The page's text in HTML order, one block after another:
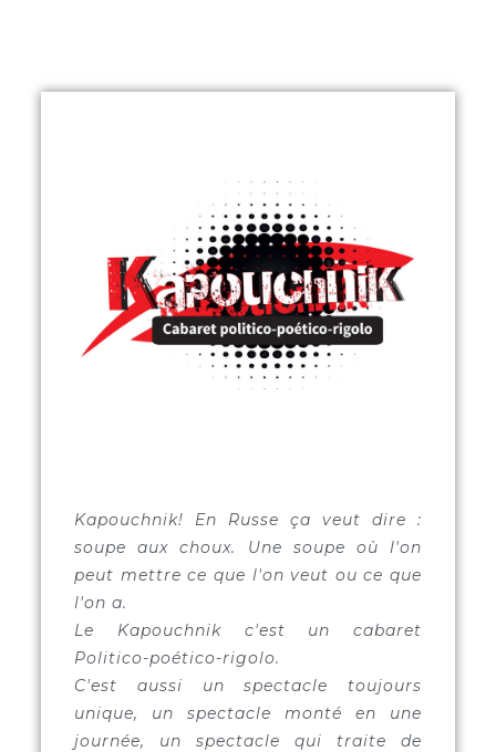
Kapouchnik! En Russe ça veut dire :
soupe aux choux. Une soupe où l'on
peut mettre ce que l'on veut ou ce que
l'on a.
Le Kapouchnik c'est un cabaret
Politico-poético-rigolo.
C'est aussi un spectacle toujours
unique, un spectacle monté en une
journée, un spectacle qui traite de